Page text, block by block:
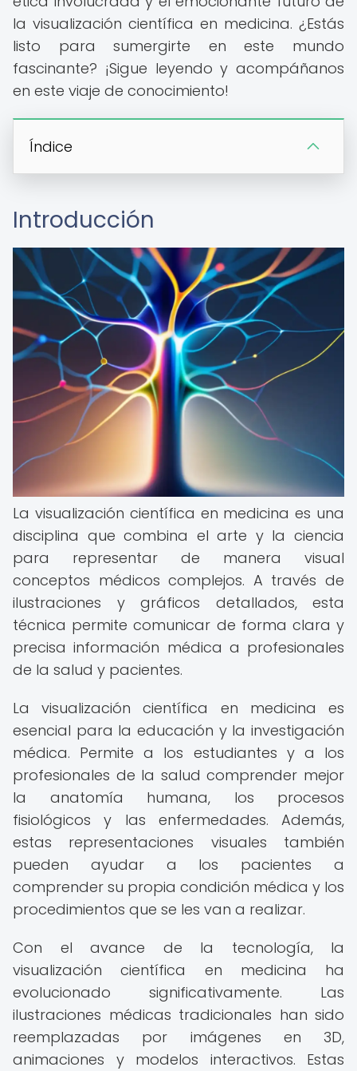
la visualización científica en medicina. ¿Estás
listo para sumergirte en este mundo
fascinante? ¡Sigue leyendo y acompáñanos
en este viaje de conocimiento!
Índice
Introducción
La visualización científica en medicina es una
disciplina que combina el arte y la ciencia
para representar de manera visual
conceptos médicos complejos. A través de
ilustraciones y gráficos detallados, esta
técnica permite comunicar de forma clara y
precisa información médica a profesionales
de la salud y pacientes.
La visualización científica en medicina es
esencial para la educación y la investigación
médica. Permite a los estudiantes y a los
profesionales de la salud comprender mejor
la anatomía humana, los procesos
fisiológicos y las enfermedades. Además,
estas representaciones visuales también
pueden ayudar a los pacientes a
comprender su propia condición médica y los
procedimientos que se les van a realizar.
Con el avance de la tecnología, la
visualización científica en medicina ha
evolucionado significativamente. Las
ilustraciones médicas tradicionales han sido
reemplazadas por imágenes en 3D,
animaciones y modelos interactivos. Estas